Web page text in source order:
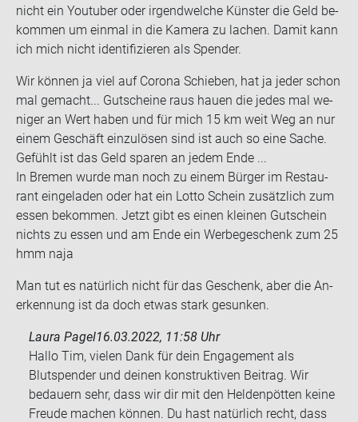
nicht ein You­tuber oder ir­gend­wel­che Küns­ter die Geld be­
kom­men um ein­mal in die Ka­me­ra zu la­chen. Damit kann
ich mich nicht iden­ti­fi­zie­ren als Spen­der.
Wir kön­nen ja viel auf Co­ro­na Schie­ben, hat ja jeder schon
mal ge­macht... Gut­schei­ne raus hauen die jedes mal we­
ni­ger an Wert haben und für mich 15 km weit Weg an nur
einem Ge­schäft ein­zu­lö­sen sind ist auch so eine Sache.
Ge­fühlt ist das Geld spa­ren an jedem Ende ...
In Bre­men wurde man noch zu einem Bür­ger im Re­stau­
rant ein­ge­la­den oder hat ein Lotto Schein zu­sätz­lich zum
essen be­kom­men. Jetzt gibt es einen klei­nen Gut­schein
nichts zu essen und am Ende ein Wer­be­ge­schenk zum 25
hmm naja
Man tut es na­tür­lich nicht für das Ge­schenk, aber die An­
er­ken­nung ist da doch etwas stark ge­sun­ken.
Laura Pagel16.03.2022, 11:58 Uhr
Hallo Tim, vielen Dank für dein Engagement als
Blutspender und deinen konstruktiven Beitrag. Wir
bedauern sehr, dass wir dir mit den Heldenpötten keine
Freude machen können. Du hast natürlich recht, dass